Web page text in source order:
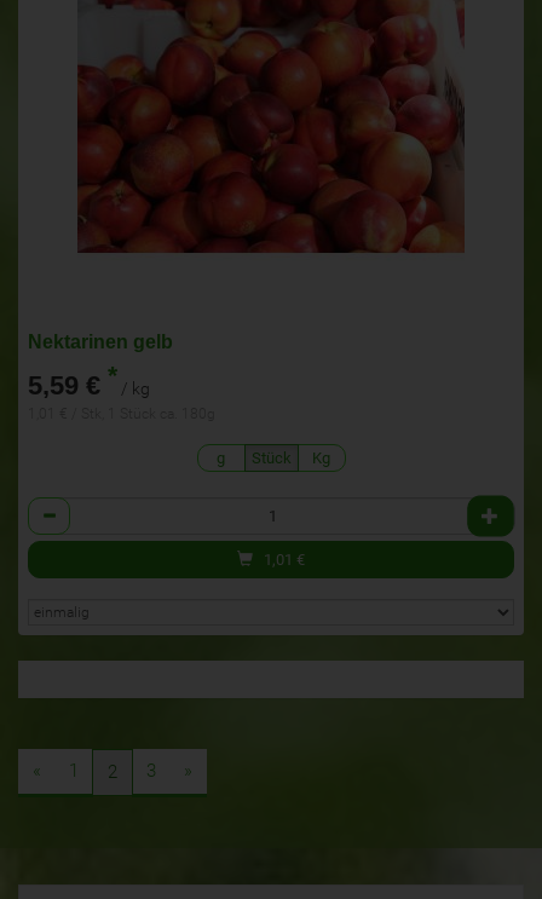
Nektarinen gelb
5,59 € * / kg
g Stück Kg
Anzahl
1,01 €
« 1 2 3 »